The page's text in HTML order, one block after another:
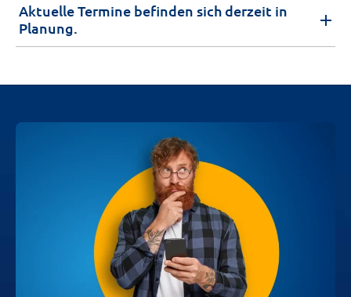
Aktuelle Termine befinden sich derzeit in
Planung.